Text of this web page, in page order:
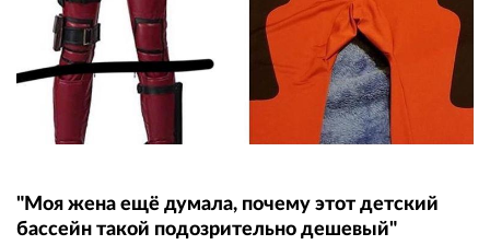
"Моя жена ещё думала, почему этот детский
бассейн такой подозрительно дешевый"